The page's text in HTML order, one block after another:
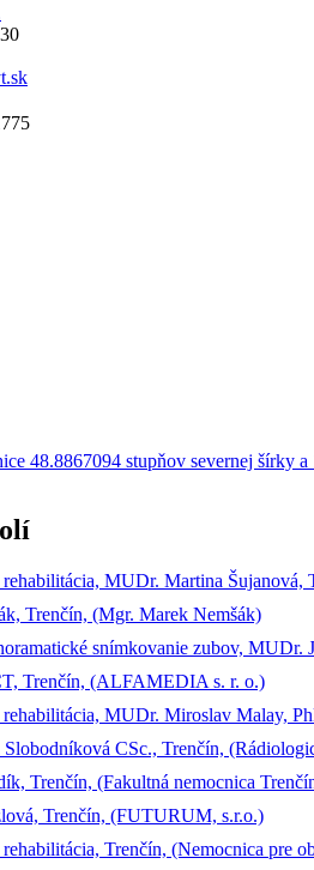
MUDr. Martina Šujanová,
Trenčín, (Mgr. Marek Nemšák)
snímkovanie zubov, MUDr.
Trenčín, (ALFAMEDIA s. r. o.)
MUDr. Miroslav Malay,
CSc., Trenčín,
Trenčín, (Fakultná nemocnica
Trenčín, (FUTURUM, s.r.o.)
Trenčín, (Nemocnica pre